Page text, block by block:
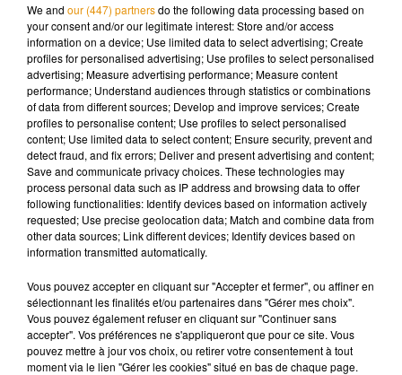
Pas de plafond aux États-Unis
S’il y a bien un pays qui n’a aucune limite, il s’agit bien des
États-Unis. Là-bas, personne n’a déposé un plafond
quelconque. Récemment des joueurs à travers le monde ont
tenté leur chance au Powerball. Une Américaine a eu la
chance de remporter la somme de 758,7 millions de dollars,
soit 592 millions d’euros le 23 août dernier. En revanche,
l’année passée, ils étaient trois à se partager la somme de
1,6 milliards de dollars, ce qui reste le plus gros gain jamais
gagner à travers le monde.
À vos grilles…
Musique
We and our (447) partnersdo the following data processing based on
your consent and/or our legitimate interest: Store and/or access
information on a device; Use limited data to select advertising; Create
profiles for personalised advertising; Use profiles to select personalised
advertising; Measure advertising performance; Measure content
performance; Understand audiences through statistics or combinations
of data from different sources; Develop and improve services; Create
profiles to personalise content; Use profiles to select personalised
content; Use limited data to select content; Ensure security, prevent and
detect fraud, and fix errors; Deliver and present advertising and content;
Save and communicate privacy choices. These technologies may
process personal data such as IP address and browsing data to offer
following functionalities: Identify devices based on information actively
requested; Use precise geolocation data; Match and combine data from
other data sources; Link different devices; Identify devices based on
information transmitted automatically.
Vous pouvez accepter en cliquant sur "Accepter et fermer", ou affiner en
sélectionnant les finalités et/ou partenaires dans "Gérer mes choix".
Vous pouvez également refuser en cliquant sur "Continuer sans
accepter". Vos préférences ne s'appliqueront que pour ce site. Vous
pouvez mettre à jour vos choix, ou retirer votre consentement à tout
moment via le lien "Gérer les cookies" situé en bas de chaque page.